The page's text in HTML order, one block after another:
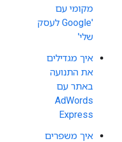
מקומי עם
'Google לעסק
שלי'
איך מגדילים
את התנועה
באתר עם
AdWords
Express
איך משפרים